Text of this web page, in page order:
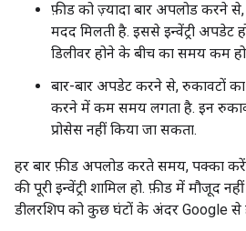
फ़ीड को ज़्यादा बार अपलोड करने
मदद मिलती है. इससे इन्वेंट्री अपडेट
डिलीवर होने के बीच का समय कम हो
बार-बार अपडेट करने से, रुकावटों
करने में कम समय लगता है. इन
प्रोसेस नहीं किया जा सकता.
हर बार फ़ीड अपलोड करते समय, पक्का
की पूरी इन्वेंट्री शामिल हो. फ़ीड में मौजूद
डीलरशिप को कुछ घंटों के अंदर Google से